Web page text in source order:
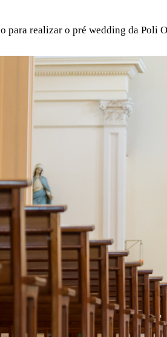
para realizar o pré wedding da